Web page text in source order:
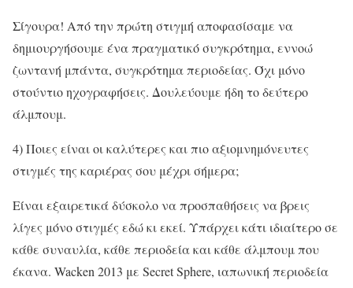
Σίγουρα! Από την πρώτη στιγμή αποφασίσαμε να
δημιουργήσουμε ένα πραγματικό συγκρότημα, εννοώ
ζωντανή μπάντα, συγκρότημα περιοδείας. Όχι μόνο
στούντιο ηχογραφήσεις. Δουλεύουμε ήδη το δεύτερο
άλμπουμ.
4) Ποιες είναι οι καλύτερες και πιο αξιομνημόνευτες
στιγμές της καριέρας σου μέχρι σήμερα;
Είναι εξαιρετικά δύσκολο να προσπαθήσεις να βρεις
λίγες μόνο στιγμές εδώ κι εκεί. Υπάρχει κάτι ιδιαίτερο σε
κάθε συναυλία, κάθε περιοδεία και κάθε άλμπουμ που
έκανα. Wacken 2013 με Secret Sphere, ιαπωνική περιοδεία